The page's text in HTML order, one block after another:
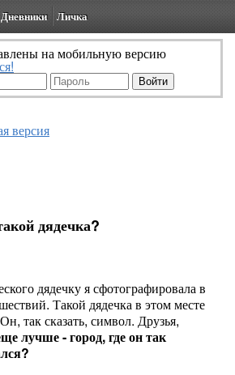
Дневники Личка
на мобильную версию
версия
дядечка?
дядечку я сфотографировала в
Такой дядечка в этом месте
так сказать, символ. Друзья,
лучше - город, где он так